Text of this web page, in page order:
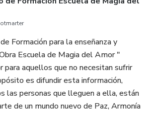
Formación para la enseñanza y
Escuela de Magia del Amor "
para aquellos que no necesitan sufrir
es difundir esta información,
las personas que lleguen a ella, están
de un mundo nuevo de Paz, Armonía